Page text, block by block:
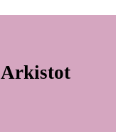
Arkistot